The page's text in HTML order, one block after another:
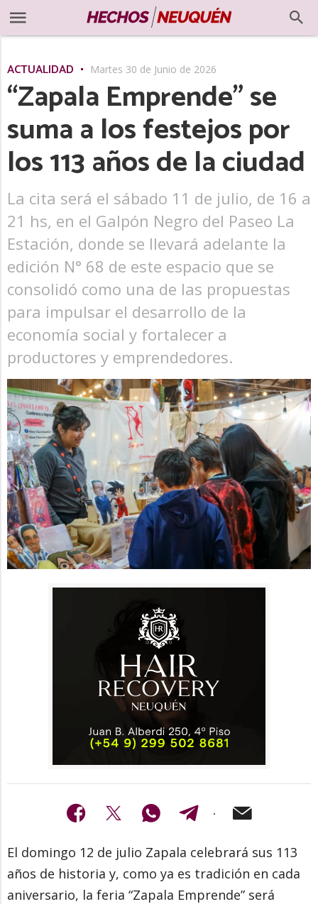
ACTUALIDAD Martes 30 de Junio de 2026
“Zapala Emprende” se
suma a los festejos por
los 113 años de la ciudad
La cita será el sábado 11 de julio, de 16 a
21 hs, en el Galpón Negro del Paseo La
Estación, donde se llevará adelante la
edición N° 68 de este espacio que se
consolidó como una de las propuestas
para impulsar el desarrollo de la
economía social y fortalecer a
productores y emprendedores.
El domingo 12 de julio Zapala celebrará sus 113
años de historia y, como ya es tradición en cada
aniversario, la feria “Zapala Emprende” será